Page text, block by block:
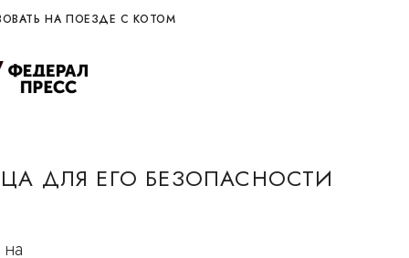
НА ПОЕЗДЕ С КОТОМ
ДЛЯ ЕГО БЕЗОПАСНОСТИ